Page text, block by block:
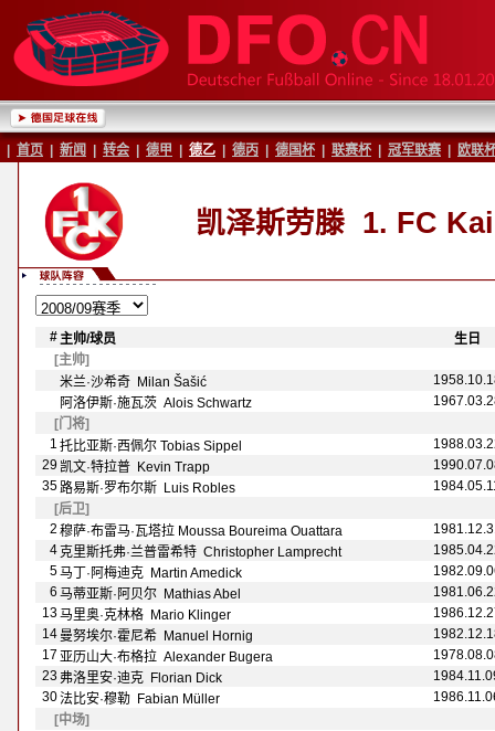
首页 新闻 转会 德甲 德乙 德丙 德国杯 联赛杯 冠军联赛 欧联
凯泽斯劳滕1. FC
#主帅/球员 生日
[主帅]
米兰·沙希奇 Milan Šašić
阿洛伊斯·施瓦茨 Alois Schwartz
[门将]
1 托比亚斯·西佩尔 Tobias Sippel
29 凯文·特拉普 Kevin Trapp
35路易斯·罗布尔斯 Luis Robles
[后卫]
2 穆萨·布雷马·瓦塔拉 Moussa Boureima Ouattara
4 克里斯托弗·兰普雷希特 Christopher Lamprecht
5马丁·阿梅迪克 Martin Amedick
6 马蒂亚斯·阿贝尔 Mathias Abel
13马里奥·克林格 Mario Klinger
14 曼努埃尔·霍尼希 Manuel Hornig
17 亚历山大·布格拉 Alexander Bugera
23 弗洛里安·迪克 Florian Dick
30法比安·穆勒 Fabian Müller
[中场]